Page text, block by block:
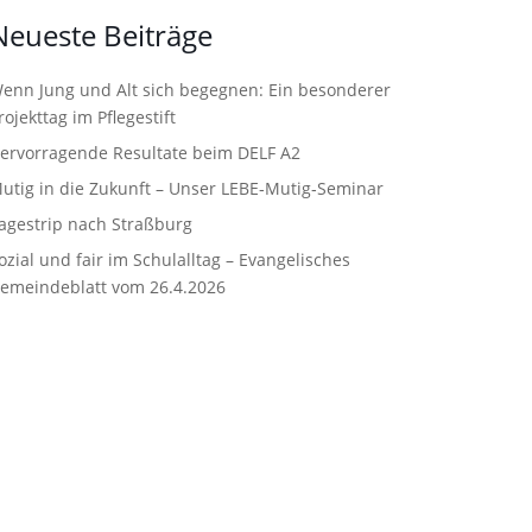
Beiträge
Jung und Alt sich begegnen: Ein besonderer
im Pflegestift
Resultate beim DELF A2
in die Zukunft – Unser LEBE‑Mutig‑Seminar
nach Straßburg
und fair im Schulalltag – Evangelisches
vom 26.4.2026